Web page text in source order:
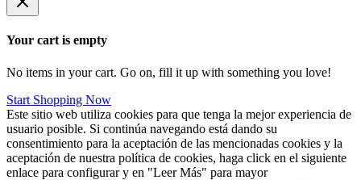
Your cart is empty
No items in your cart. Go on, fill it up with something you love!
Start Shopping Now
Este sitio web utiliza cookies para que tenga la mejor experiencia de
usuario posible. Si continúa navegando está dando su
consentimiento para la aceptación de las mencionadas cookies y la
aceptación de nuestra política de cookies, haga click en el siguiente
enlace para configurar y en "Leer Más" para mayor